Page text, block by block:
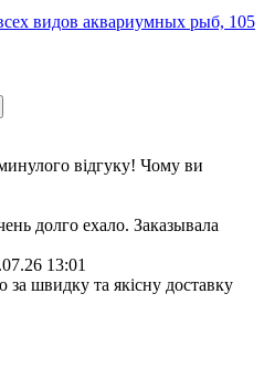
видов аквариумных рыб, 105
відгуку! Чому ви
долго ехало. Заказывала
13:01
швидку та якісну доставку